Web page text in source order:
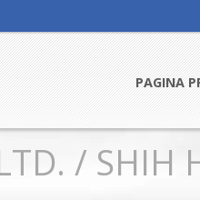
PAGINA
/ SHIH